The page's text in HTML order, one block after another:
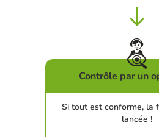
Contrôle par un
Si tout est conforme, la
lancée !